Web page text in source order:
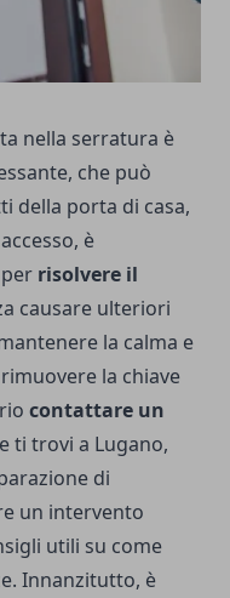
nella serratura è
che può
della porta di casa,
è
risolvere il
causare ulteriori
la calma e
la chiave
contattare un
ti trovi a Lugano,
di
un intervento
utili su come
Innanzitutto, è